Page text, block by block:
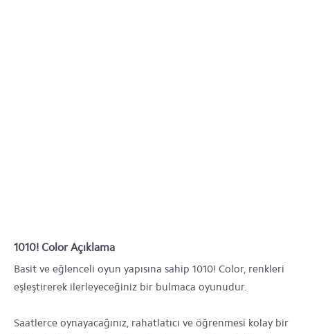
1010! Color Açıklama
Basit ve eğlenceli oyun yapısına sahip 1010! Color, renkleri
eşleştirerek ilerleyeceğiniz bir bulmaca oyunudur.
Saatlerce oynayacağınız, rahatlatıcı ve öğrenmesi kolay bir